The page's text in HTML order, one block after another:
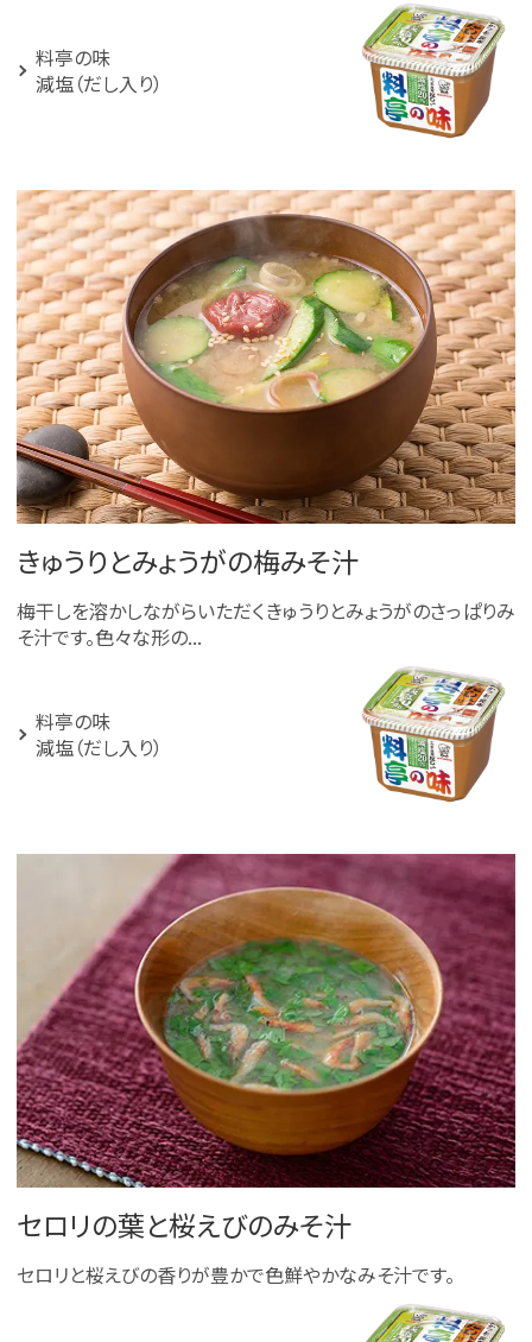
料亭の味
減塩（だし入り）
きゅうりとみょうがの梅みそ汁
梅干しを溶かしながらいただくきゅうりとみょうがのさっぱりみ
そ汁です。色々な形の...
料亭の味
減塩（だし入り）
セロリの葉と桜えびのみそ汁
セロリと桜えびの香りが豊かで色鮮やかなみそ汁です。